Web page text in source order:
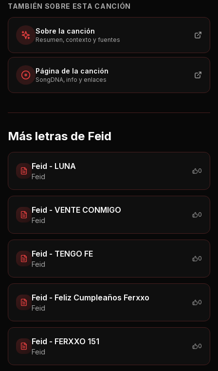
TAMBIÉN SOBRE ESTA CANCIÓN
Sobre la canción
Resumen, contexto y fuentes
Página de la canción
SongDNA, info y enlaces
Más letras de Feid
Feid - LUNA
Feid
0
Feid - VENTE CONMIGO
Feid
0
Feid - TENGO FE
Feid
0
Feid - Feliz Cumpleaños Ferxxo
Feid
0
Feid - FERXXO 151
Feid
0